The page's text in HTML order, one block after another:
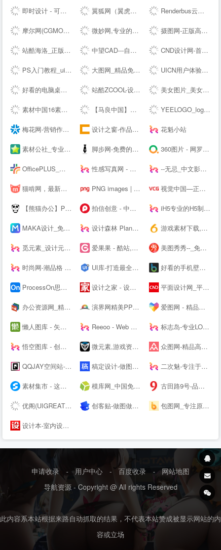
即时设计 - 可实时协作的专业 UI 设计工具 翼狐网（翼虎网）-学设计，上翼狐！ Renderbus云渲染农场-海量机器云渲染平台,高效3D云渲染服务
摩尔网(CGMOL),3D模型免费共享,--交易平台,设计师互动平台,分享改变未来 微妙网,专业的动画师、特效师、CG模型设计师网站！ - wmiao.com 摄图网-正版高清图片免费下载_商用设计素材图库
站酷海洛_正版图片_视频_字体_音乐素材交易平台_站酷旗下品牌 中望CAD---自主研发的二三维CAD软件机械设计制图软件免费下载及初学入门教程 CND设计网-首席设计师网络媒体,为设计师提供有效的传播和服务,设计网络首选品牌,设计网络首选品牌
PS入门教程_ui设计教程_淘宝美工教程_电商设计_设计教程_设计素材_字体下载_设计先锋网 大图网_精品免费素材共享平台www.daimg.com UICN用户体验设计平台
好看的电脑桌面壁纸_高清壁纸下载-壁纸图片大全 站酷ZCOOL-设计师互动平台-打开站酷，发现更好的设计！ 美女图片_美女壁纸_写真女神_极品尤物_宅男女神尽在—奇妙尤物网
素材中国16素材网 - 素材中国16素材网 【马良中国】免费3Dmax视频教程_3D室内设计_室外建筑_动画漫游设计学习视频-马良中国maliang.com YEELOGO_logo在线制作
梅花网-营销作品宝库 设计之窗-作品设计及备案门户 花魁小站
素材公社_专业设计素材网_高清图片网站 脚步网-免费的在线简历制作平台-3万套个人简历模板 360图片 - 网罗天下美图
OfficePLUS_微软官方Office模板服务平台_ppt模板_会员免费_工作总结_求职简历 性感写真网 - 专注优秀的美图资源分享 --无忌_中文影像生活门户
猫啃网，最新最全的可免费商用中文字体下载网站！喵啃~ PNG images | 100 000+ Free PNG images 视觉中国—正版高清图片、视频、音乐、字体下载—商业图片下载网站
【熊猫办公】PPT模板，创意设计素材 高效办公在熊猫 拍信创意 - 中国领先的创意内容素材平台 素材网 素材库 高清图片视频源文件下载 iH5专业的H5制作工具
MAKA设计_免费H5页面制作,电子婚礼请帖制作,海量免费设计模板,电子邀请函模板,微信营销,h5制作,微场景和模板素材设计分享平台 设计森林 PlanForest - 收集、整理、分享全球优质的设计素材资源 游戏素材下载,6m5m游戏素材,游戏源码下载,游戏素材资源 - www.6m5m.com
觅元素_设计元素的免费下载网站_免抠素材51yuansu.com 爱果果 - 酷站,H5,UI,网页模板、素材免费下载,案例欣赏 美图秀秀--_免费在线P图抠图拼图_证件照制作
时尚网-潮品格 新时尚 UI库-打造最全的UI素材库 好看的手机壁纸_高清手机壁纸图片_苹果手机壁纸下载－手机壁纸大全
ProcessOn思维导图、流程图-思维导图模板_思维导图软件免费下载_在线作图协作工具 设计之家 - 设计交流互动平台 - 传播先进设计理念 推动原创设计发展 平面设计网_平面设计作品欣赏-设计网
办公资源网_精品PPT模板下载网站_海量办公素材资源可供下载_动起办公 演界网精美PPT模板会员免费下载_矢量图片素材多品类模板服务平台 爱图网 - 精品设计图片素材aiimg.com
懒人图库 - 矢量图,JS代码,网页素材 - 学会偷懒，懒出境界！ Reeoo - Web Design Inspiration and Website Gallery 标志岛-专业LOGO素材下载平台
悟空图库 - 创意设计素材，PPT模板，Word模板，高效办公尽在悟空 微元素,游戏资源下载,游戏原画,手机游戏资源,游戏开发资源 - Element3ds.com! 众图网-精品高清设计图库-提供商用图片素材下载
QQJAY空间站-分享QQ网名 个性签名 QQ分组 日志 QQ头像 空间素材 QQ空间 皮肤等内容 稿定设计-做图做视频必备_在线设计神器_海量版权素材模板 二次魅-专注于分享国内外高清精品二次元电脑手机图片壁纸
素材集市 - 这里的素材有点酷！ 模库网_中国免费设计素材图片库_优质设计模板下载网站 古田路9号-品牌创意/版权保护平台
优阁(UIGREAT) - UI设计师学习交流社区 创客贴-做图做视频必备_会打字就能做设计，商用有版权 包图网_专注原创商用设计图片下载，会员免费设计素材模板独家图库
设计本-室内设计师网_室内设计联盟_装修设计公司大全
申请收录 - 用户中心 - 百度收录 -
网站地图
导航资源 - Copyright @ All rights Reserved
此内容系本站根据来路自动抓取的结果，不代表本站赞成被显示网站的内
容或立场